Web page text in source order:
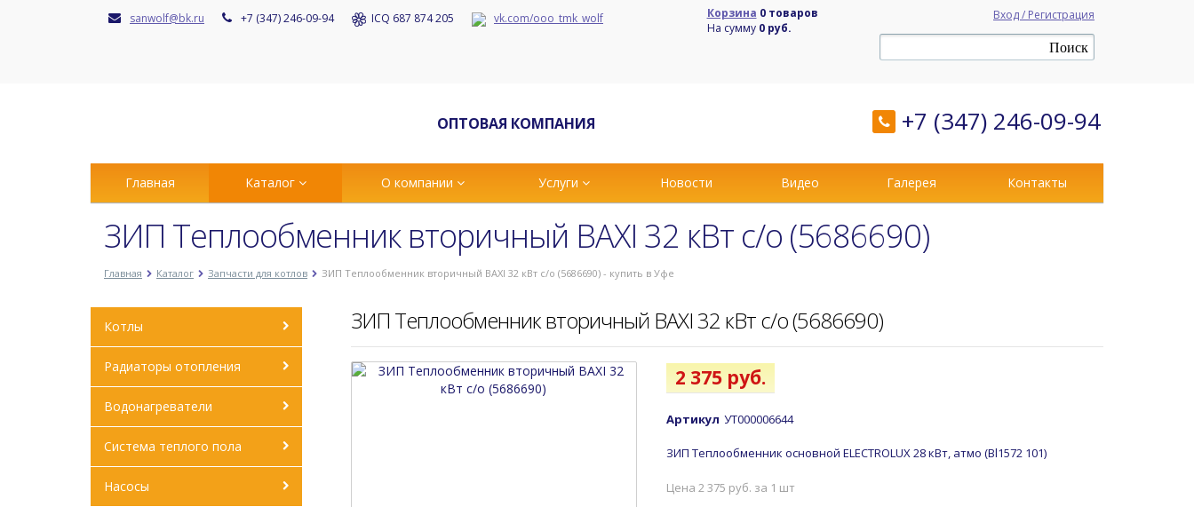
sanwolf@bk.ru +7 (347) 246-09-94 ICQ 687 874 205 vk.com/ooo_tmk_wolf Корзина 0 товаров
На сумму 0 руб.
Вход / Регистрация
ОПТОВАЯ КОМПАНИЯ +7 (347) 246-09-94
Главная Каталог О компании Услуги Новости Видео Галерея Контакты
ЗИП Теплообменник вторичный BAXI 32 кВт c/o (5686690)
Главная Каталог Запчасти для котлов ЗИП Теплообменник вторичный BAXI 32 кВт c/o (5686690) - купить в Уфе
Котлы
Радиаторы отопления
Водонагреватели
Система теплого пола
Насосы
ЗИП Теплообменник вторичный BAXI 32 кВт c/o (5686690)
2 375 руб.
Артикул УТ000006644
ЗИП Теплообменник основной ELECTROLUX 28 кВт, атмо (Bl1572 101)
Цена 2 375 руб. за 1 шт